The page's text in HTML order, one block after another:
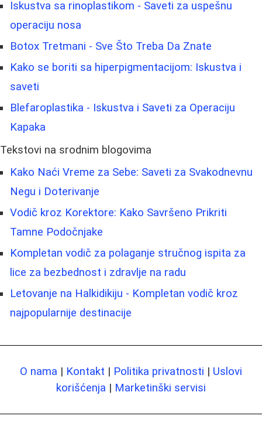
Iskustva sa rinoplastikom - Saveti za uspešnu
operaciju nosa
Botox Tretmani - Sve Što Treba Da Znate
Kako se boriti sa hiperpigmentacijom: Iskustva i
saveti
Blefaroplastika - Iskustva i Saveti za Operaciju
Kapaka
Tekstovi na srodnim blogovima
Kako Naći Vreme za Sebe: Saveti za Svakodnevnu
Negu i Doterivanje
Vodič kroz Korektore: Kako Savršeno Prikriti
Tamne Podočnjake
Kompletan vodič za polaganje stručnog ispita za
lice za bezbednost i zdravlje na radu
Letovanje na Halkidikiju - Kompletan vodič kroz
najpopularnije destinacije
O nama | Kontakt | Politika privatnosti | Uslovi
korišćenja | Marketinški servisi